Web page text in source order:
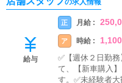
の求人情報
給与
正 月給 :
ア 時給 : 1,100
✅【週休２日勤
て、【新車購入
す。✅未経験者